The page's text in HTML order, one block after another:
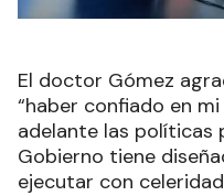
El doctor Gómez
“haber confiado en
adelante las políticas
Gobierno tiene
ejecutar con